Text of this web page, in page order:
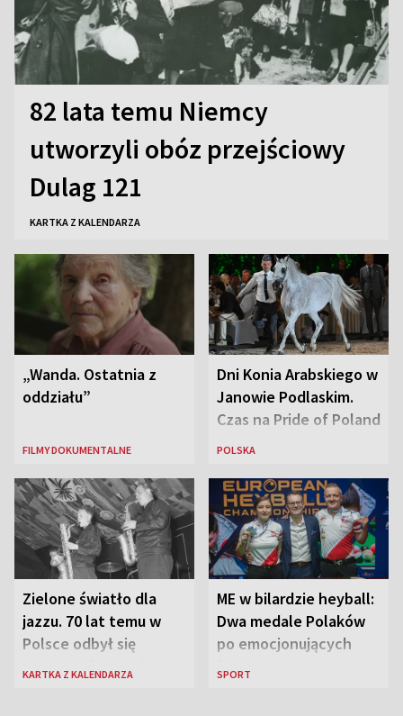
82 lata temu Niemcy
utworzyli obóz przejściowy
Dulag 121
KARTKA Z KALENDARZA
„Wanda. Ostatnia z
oddziału”
FILMY DOKUMENTALNE
Dni Konia Arabskiego w
Janowie Podlaskim.
Czas na Pride of Poland
POLSKA
Zielone światło dla
jazzu. 70 lat temu w
Polsce odbył się
pierwszy festiwal
KARTKA Z KALENDARZA
ME w bilardzie heyball:
Dwa medale Polaków
po emocjonujących
finałach w Kielcach
SPORT